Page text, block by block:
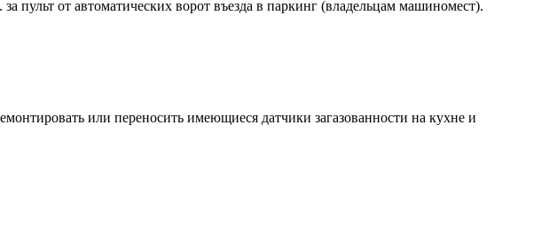
от автоматических ворот въезда в паркинг (владельцам машиномест).
или переносить имеющиеся датчики загазованности на кухне и